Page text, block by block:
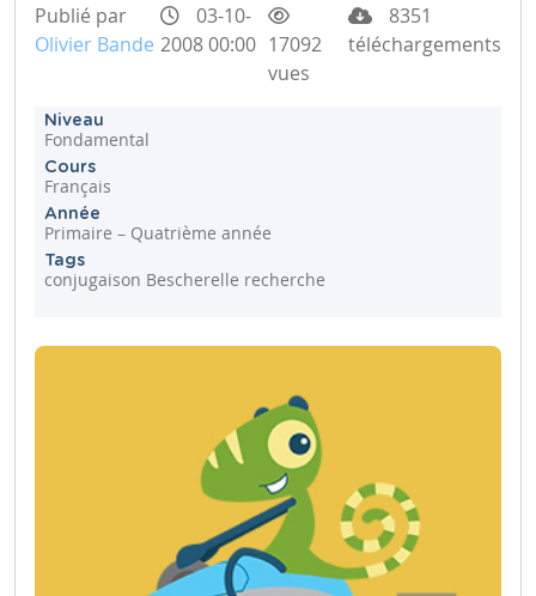
Publié par
Olivier Bande
03-10-
2008 00:00 17092
vues
8351
téléchargements
Niveau
Fondamental
Cours
Français
Année
Primaire – Quatrième année
Tags
conjugaison Bescherelle recherche